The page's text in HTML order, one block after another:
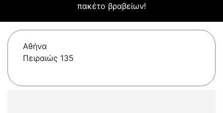
πακέτο βραβείων!
Αθήνα
Πειραιώς 135